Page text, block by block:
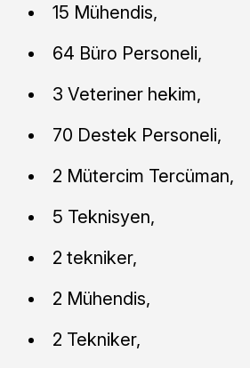
15 Mühendis,
64 Büro Personeli,
3 Veteriner hekim,
70 Destek Personeli,
2 Mütercim Tercüman,
5 Teknisyen,
2 tekniker,
2 Mühendis,
2 Tekniker,